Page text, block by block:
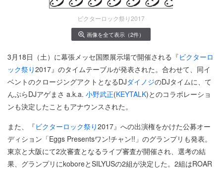
ビクターロック祭り2017
画像を全て表示（2件）
3月18日（土）に幕張メッセ国際展示場で開催される『ビクターロ
ック祭り2017』のタイムテーブルが発表された。合わせて、同イ
ベントのクロージングアクトとなるDJダイノジのDJタイムに、て
んぷらDJアゲまさ a.k.a. 小野武正(KEYTALK)とのコラボレーショ
ンも決定したこともアナウンスされた。
また、『ビクターロック祭り2017』への出演権をかけた公募オー
ディション「Eggs Presentsワン!チャン!!」のグランプリも発表。
東京と大阪にて2次審査となるライブ審査が開催され、選考の結
果、グランプリにkoboreとSILYUSの2組が決定した。2組はROAR